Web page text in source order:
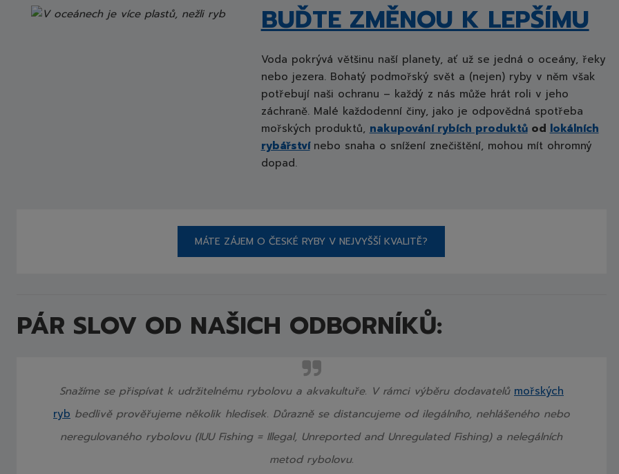
BUĎTE ZMĚNOU K LEPŠÍMU
Voda pokrývá většinu naší planety, ať už se jedná o oceány, řeky
nebo jezera. Bohatý podmořský svět a (nejen) ryby v něm však
potřebují naši ochranu – každý z nás může hrát roli v jeho
záchraně. Malé každodenní činy, jako je odpovědná spotřeba
mořských produktů, nakupování rybích produktůod lokálních
rybářství nebo snaha o snížení znečištění, mohou mít ohromný
dopad.
MÁTE ZÁJEM O ČESKÉ RYBY V NEJVYŠŠÍ KVALITĚ?
PÁR SLOV OD NAŠICH ODBORNÍKŮ:
Snažíme se přispívat k udržitelnému rybolovu a akvakultuře. V rámci výběru dodavatelů mořských
ryb bedlivě prověřujeme několik hledisek. Důrazně se distancujeme od ilegálního, nehlášeného nebo
neregulovaného rybolovu (IUU Fishing = Illegal, Unreported and Unregulated Fishing) a nelegálních
metod rybolovu.